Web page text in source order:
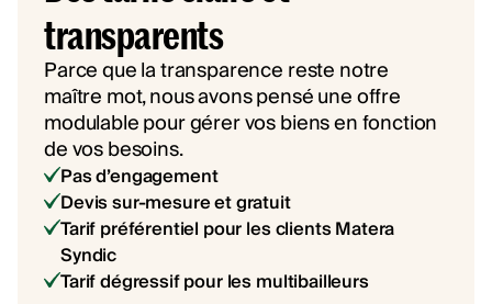
transparents
Parce que la transparence reste notre
maître mot, nous avons pensé une offre
modulable pour gérer vos biens en fonction
de vos besoins.
Pas d’engagement
Devis sur-mesure et gratuit
Tarif préférentiel pour les clients Matera
Syndic
Tarif dégressif pour les multibailleurs